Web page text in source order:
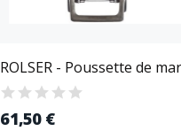
61,50 €